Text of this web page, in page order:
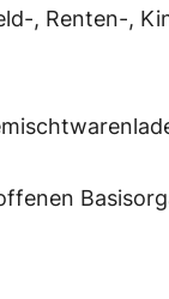
, Renten-,